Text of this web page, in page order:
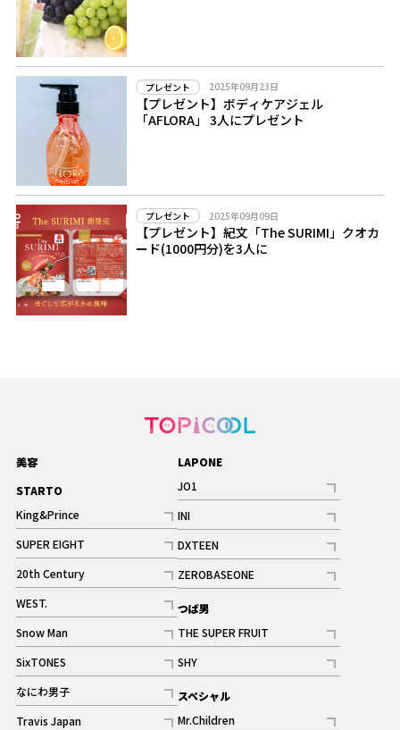
プレゼント 2025年09月23日
【プレゼント】ボディケアジェル
「AFLORA」 3人にプレゼント
プレゼント 2025年09月09日
【プレゼント】紀文「The SURIMI」クオカ
ード(1000円分)を3人に
美容
STARTO
King&Prince
記事
SUPER EIGHT
記事
20th Century
記事
WEST.
記事
Snow Man
記事
ギャラリー
SixTONES
記事
ギャラリー
なにわ男子
記事
Travis Japan
LAPONE
JO1
記事
INI
記事
ギャラリー
DXTEEN
記事
ギャラリー
ZEROBASEONE
記事
つば男
THE SUPER FRUIT
記事
SHY
記事
スペシャル
Mr.Children